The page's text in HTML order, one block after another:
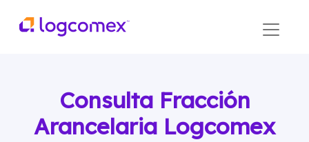
Consulta Fracción
Arancelaria Logcomex